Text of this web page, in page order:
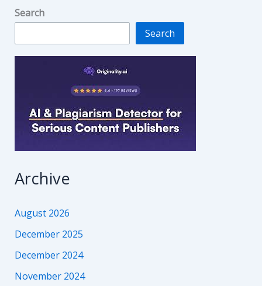
Search
Search
Archive
August 2026
December 2025
December 2024
November 2024